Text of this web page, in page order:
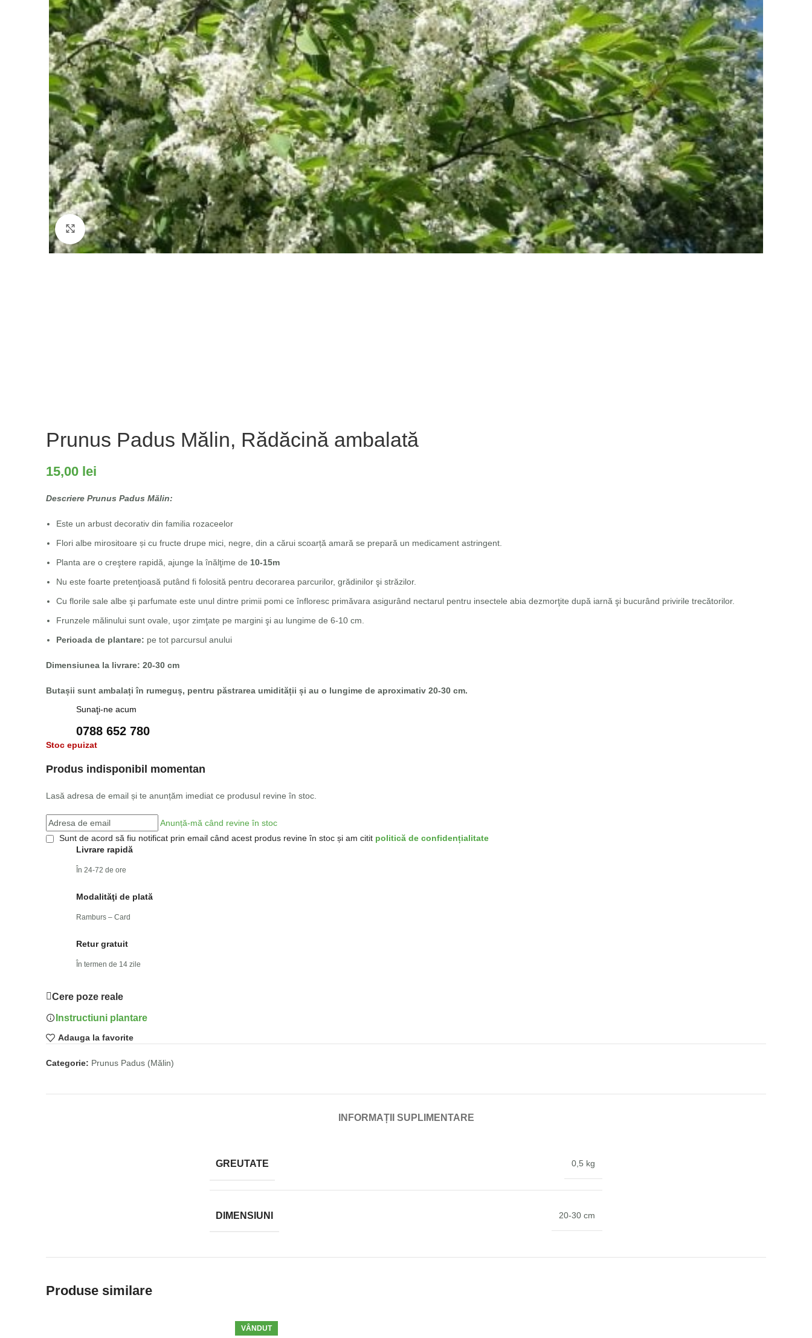
Fă clic pentru a mări
Prunus Padus Mălin, Rădăcină ambalată
15,00 lei
Descriere Prunus Padus Mălin:
Este un arbust decorativ din familia rozaceelor
Flori albe mirositoare și cu fructe drupe mici, negre, din a cărui scoarță amară se prepară un medicament astringent.
Planta are o creştere rapidă, ajunge la înălţime de 10-15m
Nu este foarte pretenţioasă putând fi folosită pentru decorarea parcurilor, grădinilor şi străzilor.
Cu florile sale albe şi parfumate este unul dintre primii pomi ce înfloresc primăvara asigurând nectarul pentru insectele abia dezmorţite după iarnă şi bucurând privirile trecătorilor.
Frunzele mălinului sunt ovale, uşor zimţate pe margini şi au lungime de 6-10 cm.
Perioada de plantare: pe tot parcursul anului
Dimensiunea la livrare: 20-30 cm
Butașii sunt ambalați în rumeguș, pentru păstrarea umidității și au o lungime de aproximativ 20-30 cm.
Sunaţi-ne acum
0788 652 780
Stoc epuizat
Produs indisponibil momentan
Lasă adresa de email și te anunțăm imediat ce produsul revine în stoc.
Anunță-mă când revine în stoc
Sunt de acord să fiu notificat prin email când acest produs revine în stoc și am citit politică de confidențialitate
Livrare rapidă
În 24-72 de ore
Modalităţi de plată
Ramburs – Card
Retur gratuit
În termen de 14 zile
Cere poze reale
Instructiuni plantare
Adauga la favorite
Categorie: Prunus Padus (Mălin)
INFORMAȚII SUPLIMENTARE
GREUTATE 0,5 kg
DIMENSIUNI 20-30 cm
Produse similare
VÂNDUT